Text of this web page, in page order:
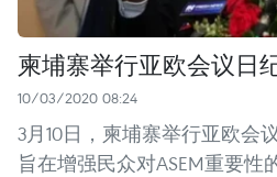
柬埔寨举行亚欧会议日
10/03/2020 08:24
3月10日，柬埔寨举行亚欧会
旨在增强民众对ASEM重要性